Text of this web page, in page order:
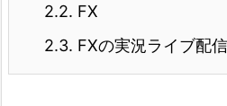
2.2. FX
2.3. FXの実況ライブ配